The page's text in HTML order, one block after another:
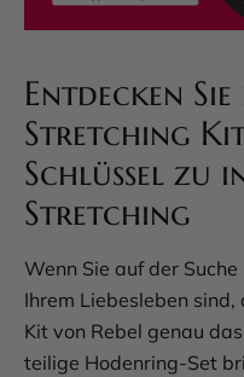
Entdecken
Stretching
Schlüssel zu
Stretching
Wenn Sie auf der
Ihrem Liebesleben
Kit von Rebel genau
teilige Hodenring-Set